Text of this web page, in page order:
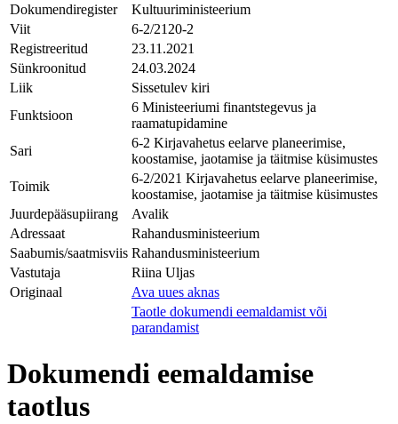
Dokumendiregister
Kultuuriministeerium
Viit
6-2/2120-2
Registreeritud
23.11.2021
Sünkroonitud
24.03.2024
Liik
Sissetulev kiri
Funktsioon
6 Ministeeriumi finantstegevus ja
raamatupidamine
Sari
6-2 Kirjavahetus eelarve planeerimise,
koostamise, jaotamise ja täitmise küsimustes
Toimik
6-2/2021 Kirjavahetus eelarve planeerimise,
koostamise, jaotamise ja täitmise küsimustes
Juurdepääsupiirang
Avalik
Adressaat
Rahandusministeerium
Saabumis/saatmisviis Rahandusministeerium
Vastutaja
Riina Uljas
Originaal
Ava uues aknas
Taotle dokumendi eemaldamist või
parandamist
Dokumendi eemaldamise
taotlus